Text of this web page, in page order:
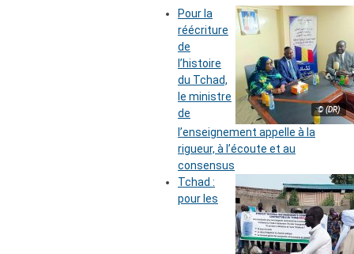
© (DR)
Pour la
réécriture
de
l’histoire
du Tchad,
le ministre
de
l’enseignement appelle à la
rigueur, à l’écoute et au
consensus
Tchad :
pour les